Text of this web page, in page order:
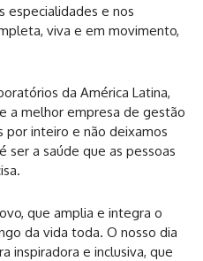
especialidades e nos
viva e em movimento,
da América Latina,
a melhor empresa de gestão
por inteiro e não deixamos
ser a saúde que as pessoas
que amplia e integra o
da vida toda. O nosso dia
inspiradora e inclusiva, que